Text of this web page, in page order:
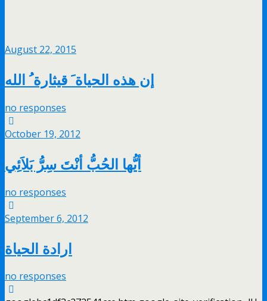
August 22, 2015
إن هذه الحياة َ قيثارة ُ الله
no responses
October 19, 2012
أيُّها الحُبُّ أنْتَ سِرُّ بَلاَئِي
no responses
September 6, 2012
ارادة الحياة
no responses